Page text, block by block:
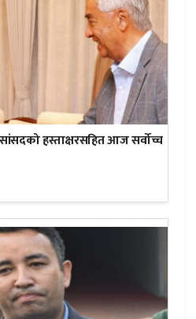
हस्ताक्षरसहित आज सर्वोच्च